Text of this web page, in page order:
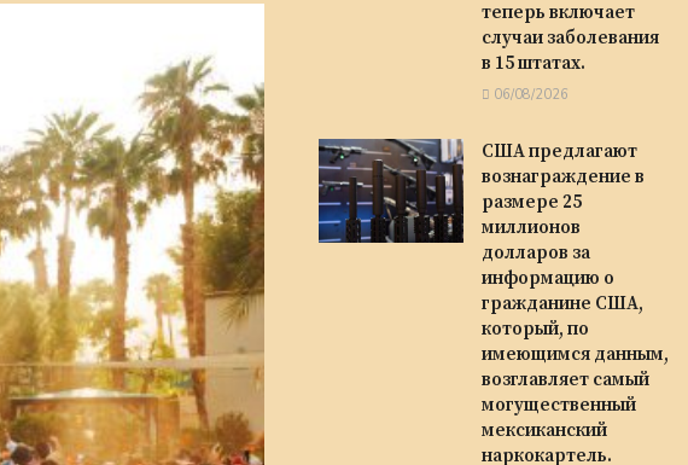
теперь включает
случаи заболевания
в 15 штатах.
06/08/2026
США предлагают
вознаграждение в
размере 25
миллионов
долларов за
информацию о
гражданине США,
который, по
имеющимся данным,
возглавляет самый
могущественный
мексиканский
наркокартель.